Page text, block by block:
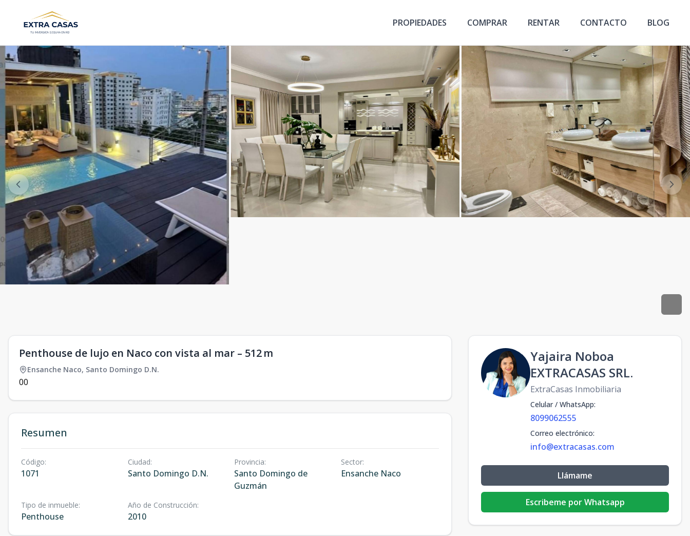
PROPIEDADES COMPRAR RENTAR CONTACTO BLOG
Penthouse de lujo en Naco con vista al mar – 512 m
Ensanche Naco, Santo Domingo D.N.
00
Resumen
Código:
1071
Ciudad:
Santo Domingo D.N.
Provincia:
Santo Domingo de
Guzmán
Sector:
Ensanche Naco
Tipo de inmueble:
Penthouse
Año de Construcción:
2010
Yajaira Noboa
EXTRACASAS SRL.
ExtraCasas Inmobiliaria
Celular / WhatsApp:
8099062555
Correo electrónico:
info@extracasas.com
Llámame
Escribeme por Whatsapp